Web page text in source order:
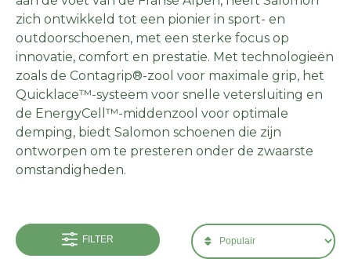
zich ontwikkeld tot een pionier in sport- en
outdoorschoenen, met een sterke focus op
innovatie, comfort en prestatie. Met technologieën
zoals de Contagrip®-zool voor maximale grip, het
Quicklace™-systeem voor snelle vetersluiting en
de EnergyCell™-middenzool voor optimale
demping, biedt Salomon schoenen die zijn
ontworpen om te presteren onder de zwaarste
omstandigheden.
FILTER